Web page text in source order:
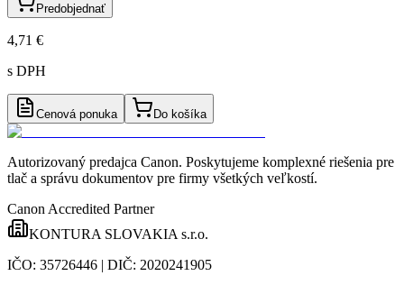
Predobjednať
4,71 €
s DPH
Cenová ponuka Do košíka
Autorizovaný predajca Canon. Poskytujeme komplexné riešenia pre
tlač a správu dokumentov pre firmy všetkých veľkostí.
Canon Accredited Partner
KONTURA SLOVAKIA s.r.o.
IČO: 35726446 | DIČ: 2020241905